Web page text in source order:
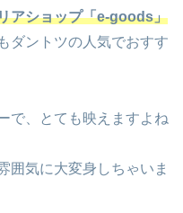
アショップ「e-goods」
ダントツの人気でおすす
で、とても映えますよね
囲気に大変身しちゃいま